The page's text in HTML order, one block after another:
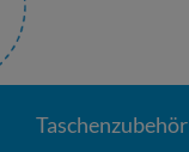
Taschenzubehör